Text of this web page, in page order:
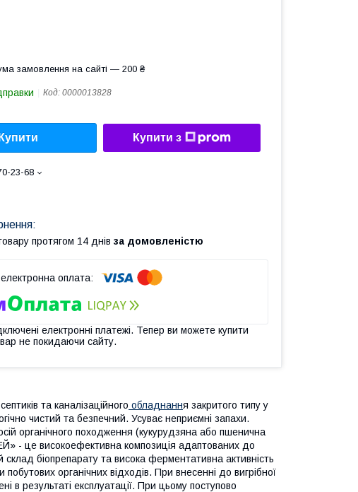
замовлення на сайті — 200 ₴
Код: 0000013828
Купити Купити з
23-68
протягом 14 днів за домовленістю
електронні платежі. Тепер ви можете купити
не покидаючи сайту.
та каналізаційного обладнання закритого типу у
чистий та безпечний. Усуває неприємні запахи.
органічного походження (кукурудзяна або пшенична
- це високоефективна композиція адаптованих до
біопрепарату та висока ферментативна активність
органічних відходів. При внесенні до вигрібної
в результаті експлуатації. При цьому поступово